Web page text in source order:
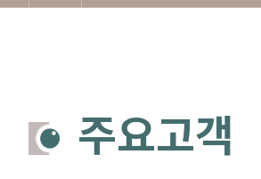
주요고객